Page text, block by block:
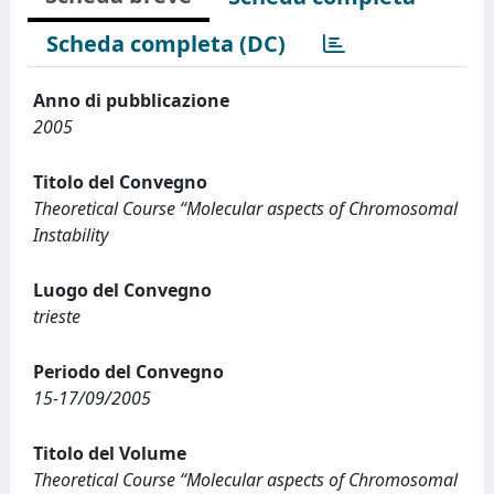
Scheda completa (DC)
Anno di pubblicazione
2005
Titolo del Convegno
Theoretical Course “Molecular aspects of Chromosomal
Instability
Luogo del Convegno
trieste
Periodo del Convegno
15-17/09/2005
Titolo del Volume
Theoretical Course “Molecular aspects of Chromosomal